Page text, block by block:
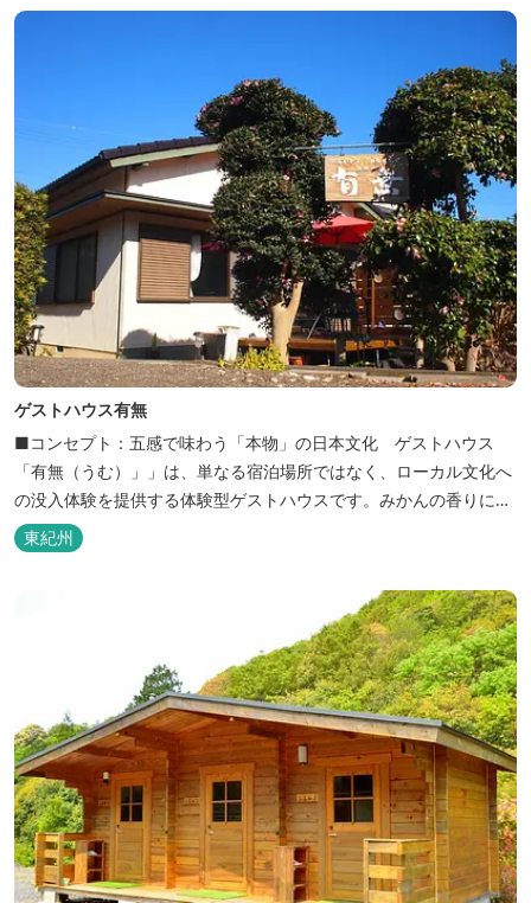
ゲストハウス有無
■コンセプト：五感で味わう「本物」の日本文化 ゲストハウス
「有無（うむ）」」は、単なる宿泊場所ではなく、ローカル文化へ
の没入体験を提供する体験型ゲストハウスです。みかんの香りに包
まれ、歴史ある世界遺産を巡り、日本の原風景に触れる。「本物」
の日本文化を巡る冒険がここから始まります。 「年中みかんのとれ
るまち」にある当館は、ご宿泊のお客様にその時期に採れた旬の
東紀州